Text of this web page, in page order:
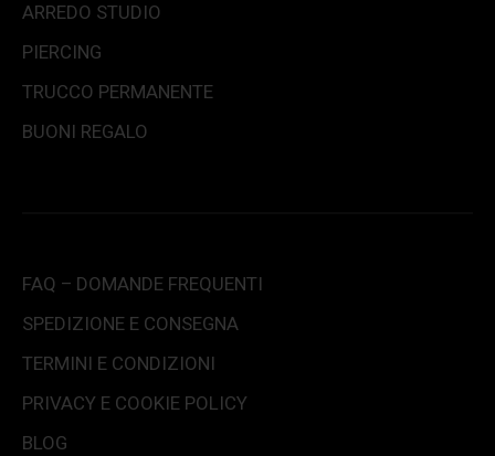
ARREDO STUDIO
PIERCING
TRUCCO PERMANENTE
BUONI REGALO
FAQ – DOMANDE FREQUENTI
SPEDIZIONE E CONSEGNA
TERMINI E CONDIZIONI
PRIVACY E COOKIE POLICY
BLOG